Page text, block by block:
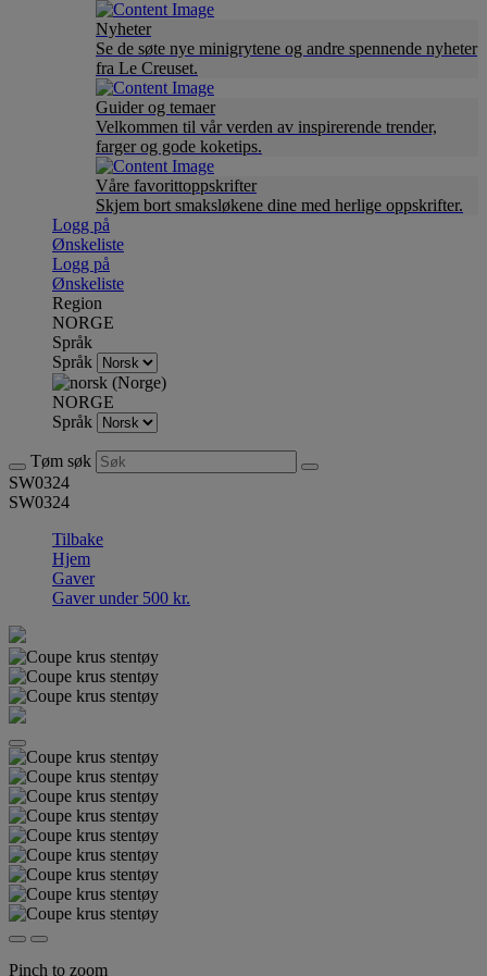
Nyheter
Se de søte nye minigrytene og andre spennende nyheter
fra Le Creuset.
Guider og temaer
Velkommen til vår verden av inspirerende trender,
farger og gode koketips.
Våre favorittoppskrifter
Skjem bort smaksløkene dine med herlige oppskrifter.
Logg på
Ønskeliste
Logg på
Ønskeliste
Region
NORGE
Språk
Språk
NORGE
Språk
Tøm søk
SW0324
SW0324
Tilbake
Hjem
Gaver
Gaver under 500 kr.
Pinch to zoom